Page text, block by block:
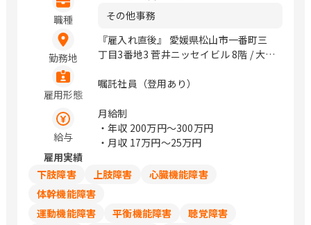
職種
その他事務
勤務地
『雇入れ直後』 愛媛県松山市一番町三
丁目3番地3 菅井ニッセイビル 8階 / 大街
雇用形態
嘱託社員（登用あり）
給与
月給制
・年収 200万円〜300万円
・月収 17万円〜25万円
雇用実績
下肢障害
上肢障害
心臓機能障害
体幹機能障害
運動機能障害
平衡機能障害
聴覚障害